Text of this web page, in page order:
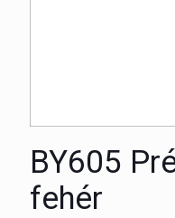
BY605
fehér